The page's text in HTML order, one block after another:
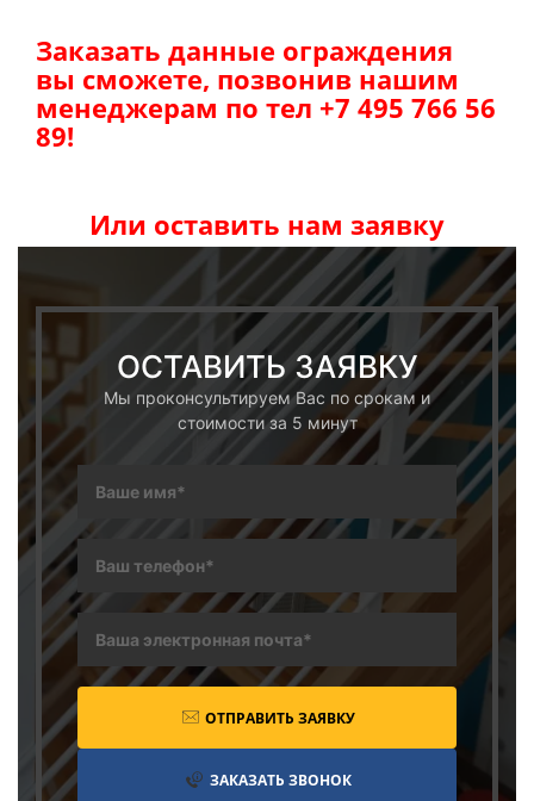
Заказать данные ограждения
вы сможете, позвонив нашим
менеджерам по тел +7 495 766 56
89!
Или оставить нам заявку
ОСТАВИТЬ ЗАЯВКУ
Мы проконсультируем Вас по срокам и
стоимости за 5 минут
ОТПРАВИТЬ ЗАЯВКУ
ЗАКАЗАТЬ ЗВОНОК